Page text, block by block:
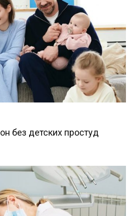
без детских простуд